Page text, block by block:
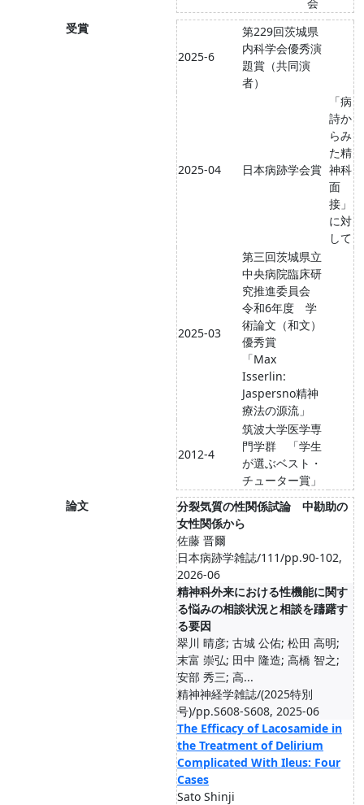
受賞
2025-6
第229回茨城県
内科学会優秀演
題賞（共同演
者）
2025-04 日本病跡学会賞
「病
詩か
らみ
た精
神科
面
接」
に対
して
2025-03
第三回茨城県立
中央病院臨床研
究推進委員会
令和6年度 学
術論文（和文）
優秀賞
「Max
Isserlin:
Jaspersno精神
療法の源流」
2012-4
筑波大学医学専
門学群 「学生
が選ぶベスト・
チューター賞」
論文
分裂気質の性関係試論 中勘助の
女性関係から
佐藤 晋爾
日本病跡学雑誌/111/pp.90-102,
2026-06
精神科外来における性機能に関す
る悩みの相談状況と相談を躊躇す
る要因
翠川 晴彦; 古城 公佑; 松田 高明;
末富 崇弘; 田中 隆造; 高橋 智之;
安部 秀三; 高...
精神神経学雑誌/(2025特別
号)/pp.S608-S608, 2025-06
The Efficacy of Lacosamide in
the Treatment of Delirium
Complicated With Ileus: Four
Cases
Sato Shinji